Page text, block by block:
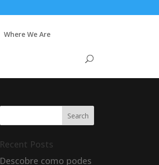
Where We Are
Recent Posts
Descobre como podes